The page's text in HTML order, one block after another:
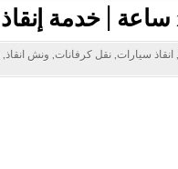
,انقاذ سيارات ,نقل كرفانات ونش انقاذ